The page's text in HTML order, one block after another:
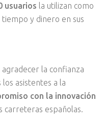
usuarios la utilizan como
y dinero en sus
la confianza
asistentes a la
con la innovación
carreteras españolas.